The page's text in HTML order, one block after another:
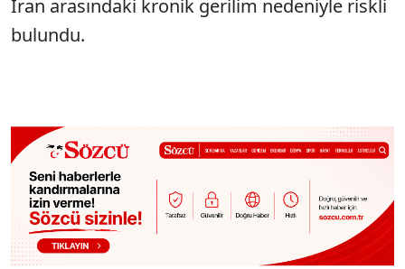
İran arasındaki kronik gerilim nedeniyle riskli
bulundu.